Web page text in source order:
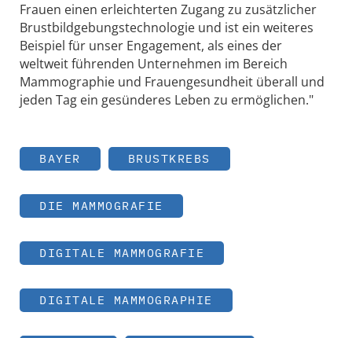
Frauen einen erleichterten Zugang zu zusätzlicher
Brustbildgebungstechnologie und ist ein weiteres
Beispiel für unser Engagement, als eines der
weltweit führenden Unternehmen im Bereich
Mammographie und Frauengesundheit überall und
jeden Tag ein gesünderes Leben zu ermöglichen."
BAYER BRUSTKREBS
DIE MAMMOGRAFIE
DIGITALE MAMMOGRAFIE
DIGITALE MAMMOGRAPHIE